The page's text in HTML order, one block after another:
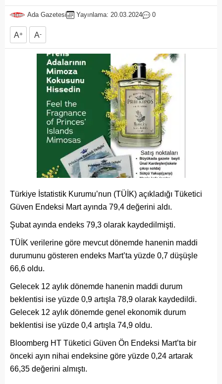
Ada Gazetesi Yayınlama: 20.03.2024 0
A+ A-
Türkiye İstatistik Kurumu’nun (TÜİK) açıkladığı Tüketici
Güven Endeksi Mart ayında 79,4 değerini aldı.
Şubat ayında endeks 79,3 olarak kaydedilmişti.
TÜİK verilerine göre mevcut dönemde hanenin maddi
durumunu gösteren endeks Mart’ta yüzde 0,7 düşüşle
66,6 oldu.
Gelecek 12 aylık dönemde hanenin maddi durum
beklentisi ise yüzde 0,9 artışla 78,9 olarak kaydedildi.
Gelecek 12 aylık dönemde genel ekonomik durum
beklentisi ise yüzde 0,4 artışla 74,9 oldu.
Bloomberg HT Tüketici Güven Ön Endeksi Mart’ta bir
önceki ayın nihai endeksine göre yüzde 0,24 artarak
66,35 değerini almıştı.